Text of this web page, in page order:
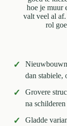
hoe je muur
valt veel al
rol
✓
dan stabiele,
✓
Grovere
na schilderen
✓
Gladde